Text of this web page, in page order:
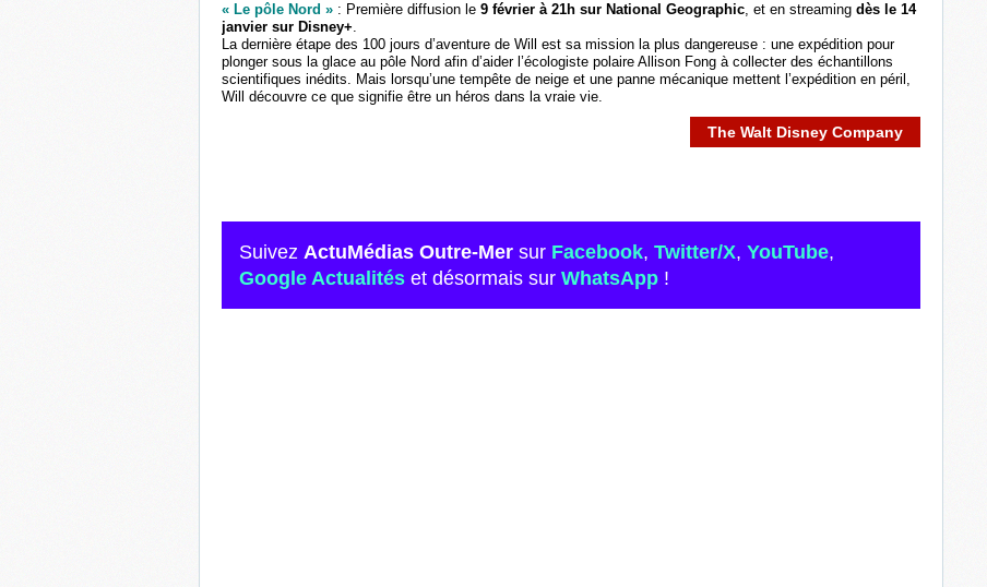
« Le pôle Nord » : Première diffusion le 9 février à 21h sur National Geographic, et en streaming dès le 14
janvier sur Disney+.
La dernière étape des 100 jours d’aventure de Will est sa mission la plus dangereuse : une expédition pour
plonger sous la glace au pôle Nord afin d’aider l’écologiste polaire Allison Fong à collecter des échantillons
scientifiques inédits. Mais lorsqu’une tempête de neige et une panne mécanique mettent l’expédition en péril,
Will découvre ce que signifie être un héros dans la vraie vie.
The Walt Disney Company
Suivez ActuMédias Outre-Mer sur Facebook, Twitter/X, YouTube,
Google Actualités et désormais sur WhatsApp !